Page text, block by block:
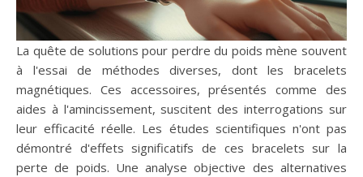
La quête de solutions pour perdre du poids mène souvent
à l'essai de méthodes diverses, dont les bracelets
magnétiques. Ces accessoires, présentés comme des
aides à l'amincissement, suscitent des interrogations sur
leur efficacité réelle. Les études scientifiques n'ont pas
démontré d'effets significatifs de ces bracelets sur la
perte de poids. Une analyse objective des alternatives